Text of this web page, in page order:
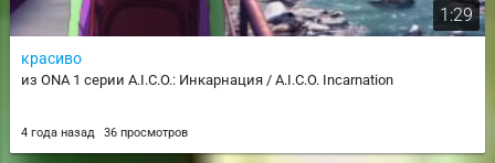
1:29
красиво
из ONA 1 серии A.I.C.O.: Инкарнация / A.I.C.O. Incarnation
4 года назад 36 просмотров